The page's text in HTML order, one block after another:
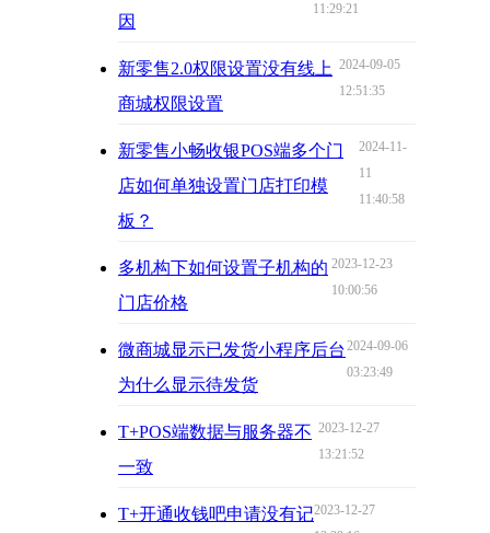
因
11:29:21
新零售2.0权限设置没有线上
商城权限设置
2024-09-05
12:51:35
新零售小畅收银POS端多个门
店如何单独设置门店打印模
板？
2024-11-
11
11:40:58
多机构下如何设置子机构的
门店价格
2023-12-23
10:00:56
微商城显示已发货小程序后台
为什么显示待发货
2024-09-06
03:23:49
T+POS端数据与服务器不
一致
2023-12-27
13:21:52
T+开通收钱吧申请没有记2023-12-27